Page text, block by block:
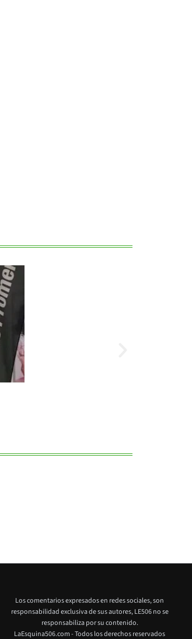
Los comentarios expresados en redes sociales, son
responsabilidad exclusiva de sus autores,LE506 no se
responsabiliza por su contenido.
LaEsquina506.com - Todos los derechos reservados